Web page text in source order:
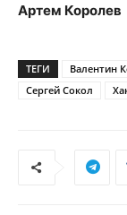
Артем Королев
ТЕГИ Валентин
Сергей Сокол